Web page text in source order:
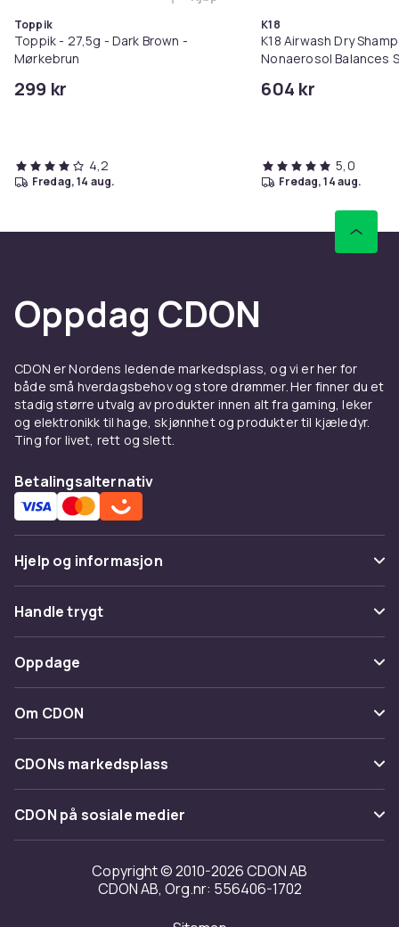
Toppik
Toppik - 27,5g - Dark Brown -
Mørkebrun
299 kr
Legg Toppik - 27,5g - Dark
4,2
fredag, 14 aug.
K18
K18 Airwash Dry
Nonaerosol Balances
604 kr
5,0
fredag, 14 aug.
Oppdag CDON
CDON er Nordens ledende markedsplass, og vi er her for
både små hverdagsbehov og store drømmer. Her finner du et
stadig større utvalg av produkter innen alt fra gaming, leker
og elektronikk til hage, skjønnhet og produkter til kjæledyr.
Ting for livet, rett og slett.
Betalingsalternativ
Hjelp og informasjon
Vanlige spørsmål
Spor pakke
Angre & returner her
Kontakt oss
Handle trygt
Betaling
Levering
Tilbakekallinger
Oppdage
Kategorier
Varemerker
Om CDON
Om oss
Kundeanmeldelser
Jobbe på CDON
Investor relations
Tilgjengelighet
CDONs markedsplass
Merchant Help Center
CDON på sosiale medier
Copyright © 2010-2026 CDON AB
CDON AB, Org.nr: 556406-1702